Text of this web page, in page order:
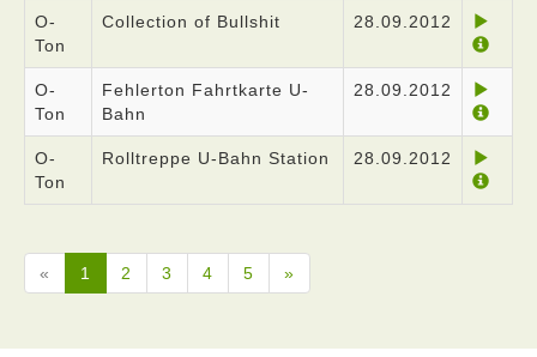
O-
Ton
Collection of Bullshit 28.09.2012
O-
Ton
Fehlerton Fahrtkarte U-
Bahn
28.09.2012
O-
Ton
Rolltreppe U-Bahn Station 28.09.2012
« 1 2 3 4 5 »